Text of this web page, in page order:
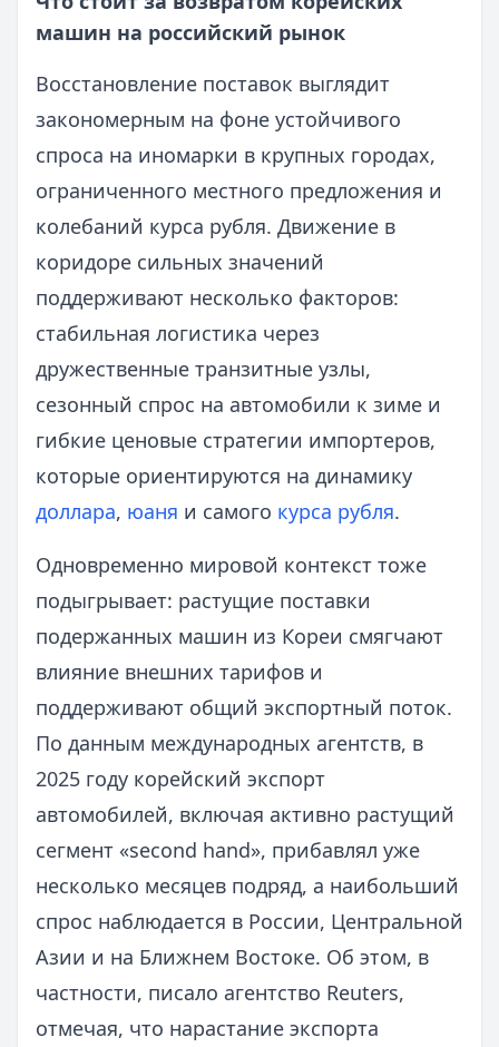
машин на российский рынок
Восстановление поставок выглядит
закономерным на фоне устойчивого
спроса на иномарки в крупных городах,
ограниченного местного предложения и
колебаний курса рубля. Движение в
коридоре сильных значений
поддерживают несколько факторов:
стабильная логистика через
дружественные транзитные узлы,
сезонный спрос на автомобили к зиме и
гибкие ценовые стратегии импортеров,
которые ориентируются на динамику
доллара, юаня и самого курса рубля.
Одновременно мировой контекст тоже
подыгрывает: растущие поставки
подержанных машин из Кореи смягчают
влияние внешних тарифов и
поддерживают общий экспортный поток.
По данным международных агентств, в
2025 году корейский экспорт
автомобилей, включая активно растущий
сегмент «second hand», прибавлял уже
несколько месяцев подряд, а наибольший
спрос наблюдается в России, Центральной
Азии и на Ближнем Востоке. Об этом, в
частности, писало агентство Reuters,
отмечая, что нарастание экспорта